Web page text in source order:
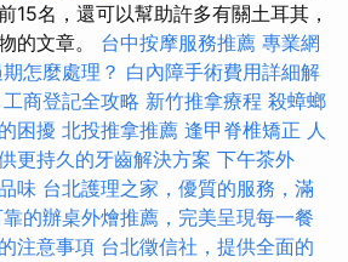
15名，還可以幫助許多有關土耳其，
的文章。 台中按摩服務推薦 專業網
怎麼處理？ 白內障手術費用詳細解
工商登記全攻略 新竹推拿療程 殺蟑螂
困擾 北投推拿推薦 逢甲脊椎矯正 人
更持久的牙齒解決方案 下午茶外
味 台北護理之家，優質的服務，滿
的辦桌外燴推薦，完美呈現每一餐
注意事項 台北徵信社，提供全面的